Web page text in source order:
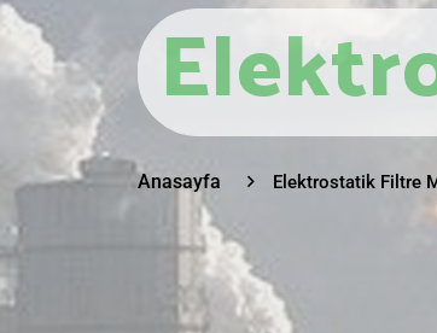
Anasayfa Elektrostatik Filtre